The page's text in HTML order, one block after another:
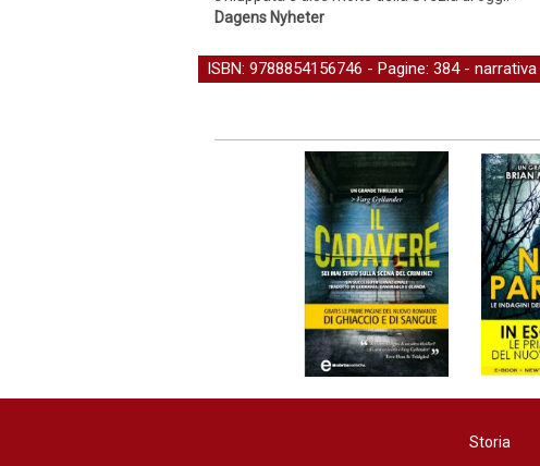
Dagens Nyheter
ISBN: 9788854156746 - Pagine: 384 - narrativa
Storia